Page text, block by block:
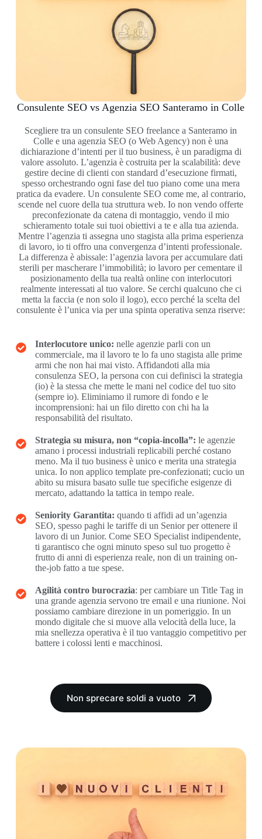
Consulente SEO vs Agenzia SEO Santeramo in Colle
Scegliere tra un consulente SEO freelance a Santeramo in
Colle e una agenzia SEO (o Web Agency) non è una
dichiarazione d’intenti per il tuo business, è un paradigma di
valore assoluto. L’agenzia è costruita per la scalabilità: deve
gestire decine di clienti con standard d’esecuzione firmati,
spesso orchestrando ogni fase del tuo piano come una mera
pratica da evadere. Un consulente SEO come me, al contrario,
scende nel cuore della tua struttura web. Io non vendo offerte
preconfezionate da catena di montaggio, vendo il mio
schieramento totale sui tuoi obiettivi a te e alla tua azienda.
Mentre l’agenzia ti assegna uno stagista alla prima esperienza
di lavoro, io ti offro una convergenza d’intenti professionale.
La differenza è abissale: l’agenzia lavora per accumulare dati
sterili per mascherare l’immobilità; io lavoro per cementare il
posizionamento della tua realtà online con interlocutori
realmente interessati al tuo valore. Se cerchi qualcuno che ci
metta la faccia (e non solo il logo), ecco perché la scelta del
consulente è l’unica via per una spinta operativa senza riserve:
Interlocutore unico: nelle agenzie parli con un
commerciale, ma il lavoro te lo fa uno stagista alle prime
armi che non hai mai visto. Affidandoti alla mia
consulenza SEO, la persona con cui definisci la strategia
(io) è la stessa che mette le mani nel codice del tuo sito
(sempre io). Eliminiamo il rumore di fondo e le
incomprensioni: hai un filo diretto con chi ha la
responsabilità del risultato.
Strategia su misura, non “copia-incolla”: le agenzie
amano i processi industriali replicabili perché costano
meno. Ma il tuo business è unico e merita una strategia
unica. Io non applico template pre-confezionati; cucio un
abito su misura basato sulle tue specifiche esigenze di
mercato, adattando la tattica in tempo reale.
Seniority Garantita: quando ti affidi ad un’agenzia
SEO, spesso paghi le tariffe di un Senior per ottenere il
lavoro di un Junior. Come SEO Specialist indipendente,
ti garantisco che ogni minuto speso sul tuo progetto è
frutto di anni di esperienza reale, non di un training on-
the-job fatto a tue spese.
Agilità contro burocrazia: per cambiare un Title Tag in
una grande agenzia servono tre email e una riunione. Noi
possiamo cambiare direzione in un pomeriggio. In un
mondo digitale che si muove alla velocità della luce, la
mia snellezza operativa è il tuo vantaggio competitivo per
battere i colossi lenti e macchinosi.
Non sprecare soldi a vuoto